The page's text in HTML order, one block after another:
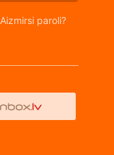
Aizmirsi paroli?